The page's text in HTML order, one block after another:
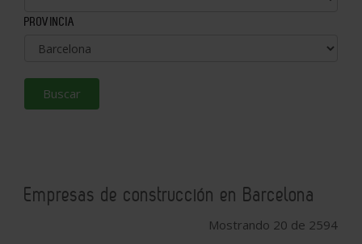
PROVINCIA
Buscar
Empresas de construcción en Barcelona
Mostrando 20 de 2594